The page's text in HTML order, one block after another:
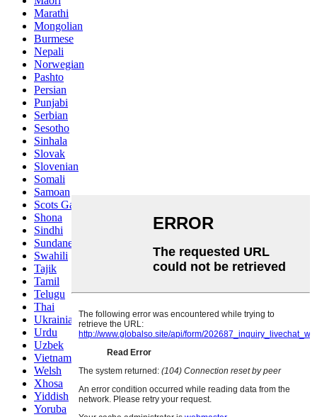
Marathi
Mongolian
Burmese
Nepali
Norwegian
Pashto
Persian
Punjabi
Serbian
Sesotho
Sinhala
Slovak
Slovenian
Somali
Samoan
Scots Gaelic
Shona
Sindhi
Sundanese
Swahili
Tajik
Tamil
Telugu
Thai
Ukrainian
Urdu
Uzbek
Vietnamese
Welsh
Xhosa
Yiddish
Yoruba